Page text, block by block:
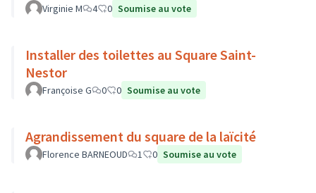
Virginie M 4 0 Soumise au vote
Installer des toilettes au Square Saint-
Nestor
Françoise G 0 0 Soumise au vote
Agrandissement du square de la laïcité
Florence BARNEOUD 1 0 Soumise au vote